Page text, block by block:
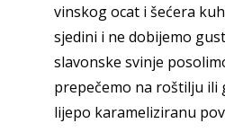
vinskog ocat i šećera
sjedini i ne dobijemo
slavonske svinje
prepečemo na roštilju
lijepo karameliziranu